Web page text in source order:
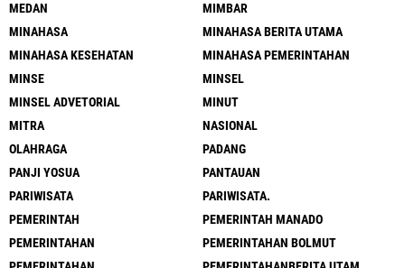
MEDAN
MIMBAR
MINAHASA
MINAHASA BERITA UTAMA
MINAHASA KESEHATAN
MINAHASA PEMERINTAHAN
MINSE
MINSEL
MINSEL ADVETORIAL
MINUT
MITRA
NASIONAL
OLAHRAGA
PADANG
PANJI YOSUA
PANTAUAN
PARIWISATA
PARIWISATA.
PEMERINTAH
PEMERINTAH MANADO
PEMERINTAHAN
PEMERINTAHAN BOLMUT